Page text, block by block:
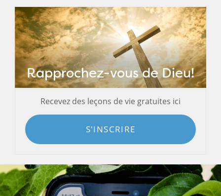
Rapprochez-vous de Dieu!
Recevez des leçons de vie gratuites ici
S'INSCRIRE